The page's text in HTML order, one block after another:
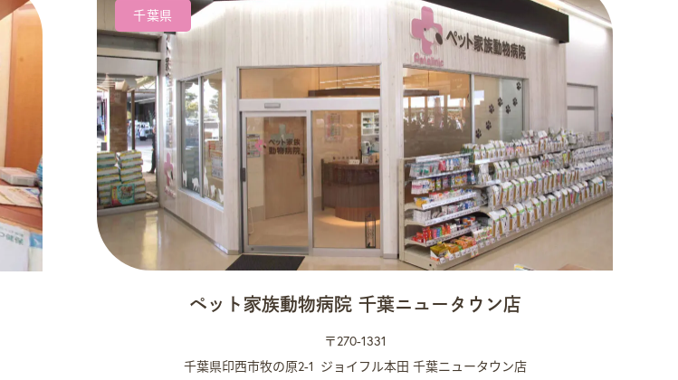
千葉県
ペット家族動物病院 千葉ニュータウン店
〒270-1331
千葉県印西市牧の原2-1 ジョイフル本田 千葉ニュータウン店